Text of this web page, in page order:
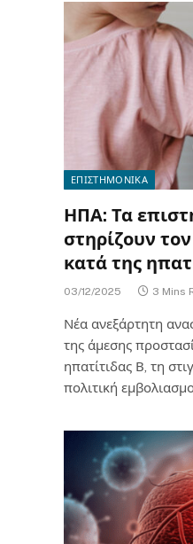
ΕΠΙΣΤΗΜΟΝΙΚΑ
ΗΠΑ: Τα
στηρίζουν
κατά της
03/12/2025 3 Mins
Νέα ανεξάρτητη
της άμεσης
ηπατίτιδας Β, τη
πολιτική